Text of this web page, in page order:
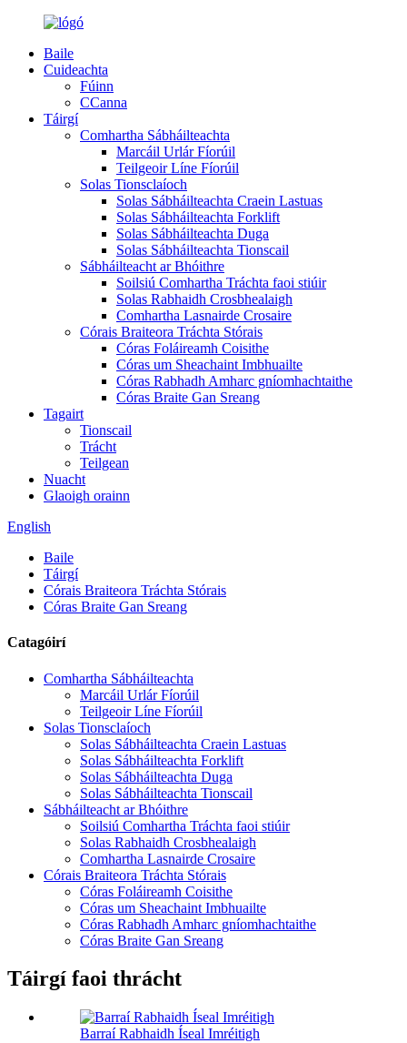
Baile
Cuideachta
Fúinn
CCanna
Táirgí
Comhartha Sábháilteachta
Marcáil Urlár Fíorúil
Teilgeoir Líne Fíorúil
Solas Tionsclaíoch
Solas Sábháilteachta Craein Lastuas
Solas Sábháilteachta Forklift
Solas Sábháilteachta Duga
Solas Sábháilteachta Tionscail
Sábháilteacht ar Bhóithre
Soilsiú Comhartha Tráchta faoi stiúir
Solas Rabhaidh Crosbhealaigh
Comhartha Lasnairde Crosaire
Córais Braiteora Tráchta Stórais
Córas Foláireamh Coisithe
Córas um Sheachaint Imbhuailte
Córas Rabhadh Amharc gníomhachtaithe
Córas Braite Gan Sreang
Tagairt
Tionscail
Trácht
Teilgean
Nuacht
Glaoigh orainn
English
Baile
Táirgí
Córais Braiteora Tráchta Stórais
Córas Braite Gan Sreang
Catagóirí
Comhartha Sábháilteachta
Marcáil Urlár Fíorúil
Teilgeoir Líne Fíorúil
Solas Tionsclaíoch
Solas Sábháilteachta Craein Lastuas
Solas Sábháilteachta Forklift
Solas Sábháilteachta Duga
Solas Sábháilteachta Tionscail
Sábháilteacht ar Bhóithre
Soilsiú Comhartha Tráchta faoi stiúir
Solas Rabhaidh Crosbhealaigh
Comhartha Lasnairde Crosaire
Córais Braiteora Tráchta Stórais
Córas Foláireamh Coisithe
Córas um Sheachaint Imbhuailte
Córas Rabhadh Amharc gníomhachtaithe
Córas Braite Gan Sreang
Táirgí faoi thrácht
Barraí Rabhaidh Íseal Imréitigh